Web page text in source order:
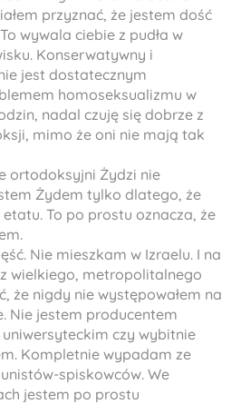
przyznać, że jestem dość
wywala ciebie z pudła w
Konserwatywny i
jest dostatecznym
homoseksualizmu w
nadal czuję się dobrze z
mimo że oni nie mają tak
ortodoksyjni Żydzi nie
Żydem tylko dlatego, że
etatu. To po prostu oznacza, że
Nie mieszkam w Izraelu. I na
wielkiego, metropolitalnego
że nigdy nie występowałem na
Nie jestem producentem
czy wybitnie
Kompletnie wypadam ze
spiskowców. We
jestem po prostu